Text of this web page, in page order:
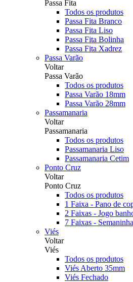
Passa Fita
Todos os produtos
Passa Fita Branco
Passa Fita Liso
Passa Fita Bolinha
Passa Fita Xadrez
Passa Varão
Voltar
Passa Varão
Todos os produtos
Passa Varão 18mm
Passa Varão 28mm
Passamanaria
Voltar
Passamanaria
Todos os produtos
Passamanaria Liso
Passamanaria Cetim
Ponto Cruz
Voltar
Ponto Cruz
Todos os produtos
1 Faixa - Pano de
2 Faixas - Jogo
7 Faixas - Semaninha
Viés
Voltar
Viés
Todos os produtos
Viés Aberto 35mm
Viés Fechado